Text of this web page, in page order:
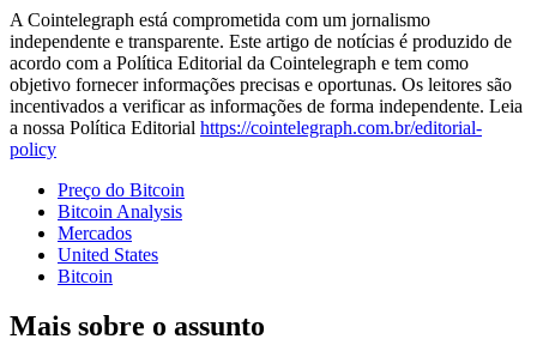
A Cointelegraph está comprometida com um jornalismo
independente e transparente. Este artigo de notícias é produzido de
acordo com a Política Editorial da Cointelegraph e tem como
objetivo fornecer informações precisas e oportunas. Os leitores são
incentivados a verificar as informações de forma independente. Leia
a nossa Política Editorial https://cointelegraph.com.br/editorial-
policy
Preço do Bitcoin
Bitcoin Analysis
Mercados
United States
Bitcoin
Mais sobre o assunto